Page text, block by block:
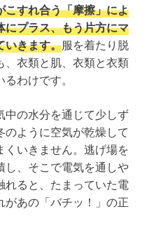
こすれ合う「摩擦」によ
にプラス、もう片方にマ
いきます。服を着たり脱
、衣類と肌、衣類と衣類
わけです。
中の水分を通じて少しず
ように空気が乾燥して
いきません。逃げ場を
し、そこで電気を通しや
れると、たまっていた電
あの「バチッ！」の正